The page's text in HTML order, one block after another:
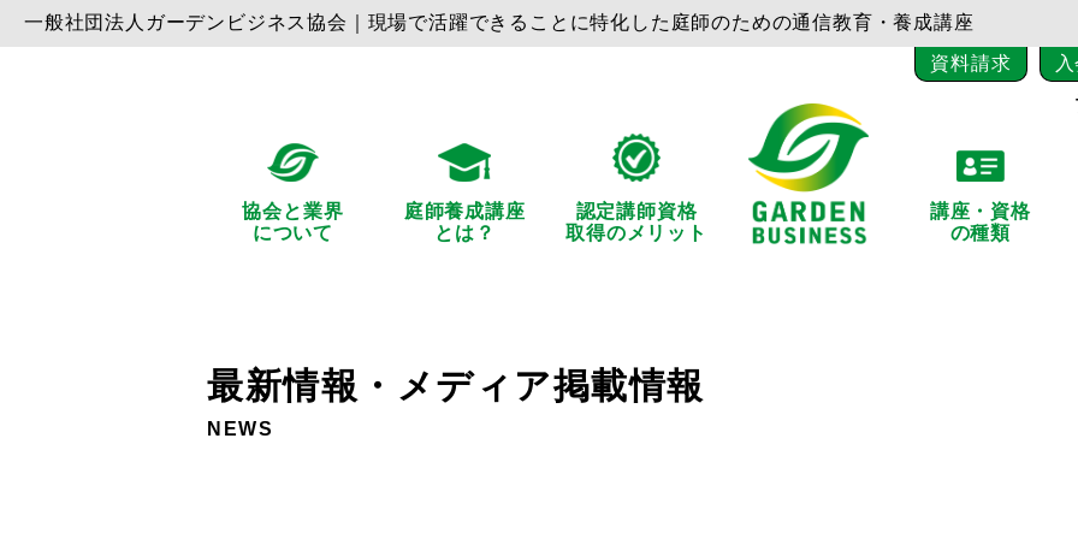
⼀般社団法⼈ガーデンビジネス協会｜現場で活躍できることに特化した庭師のための通信教育・養成講座
資料請求
協会と業界
について
庭師養成講座
とは？
認定講師資格
取得のメリット
講座・資格
の種類
最新情報・メディア掲載情報
NEWS